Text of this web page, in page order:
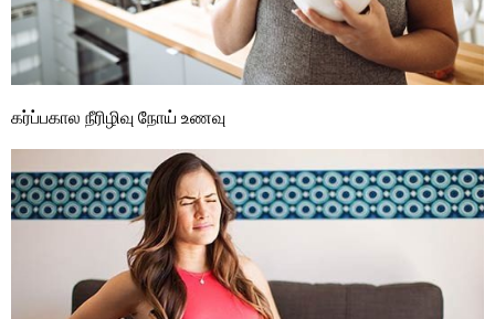
கர்ப்பகால நீரிழிவு நோய் உணவு